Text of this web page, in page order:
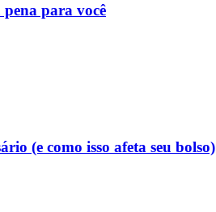
para você
(e como isso afeta seu bolso)